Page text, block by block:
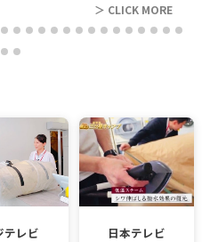
＞ CLICK MORE
テレビ 日本テレビ